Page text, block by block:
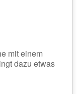
mit einem
dazu etwas